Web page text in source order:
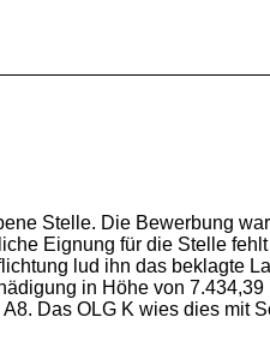
Stelle. Die Bewerbung war
Eignung für die Stelle fehlt
lud ihn das beklagte
in Höhe von
Das OLG K wies dies mit